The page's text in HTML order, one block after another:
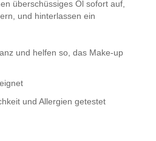
überschüssiges Öl sofort auf,
und hinterlassen ein
und helfen so, das Make-up
und Allergien getestet